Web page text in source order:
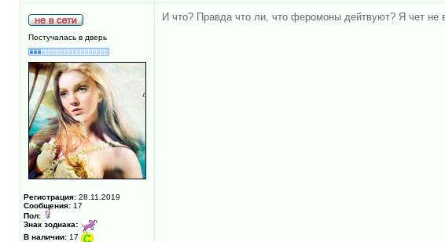
Постучалась в дверь
Регистрация: 28.11.2019
Сообщения: 17
Пол:
Знак зодиака:
В наличии: 17
И что? Правда что ли, что феромоны дейтвуют? Я чет не